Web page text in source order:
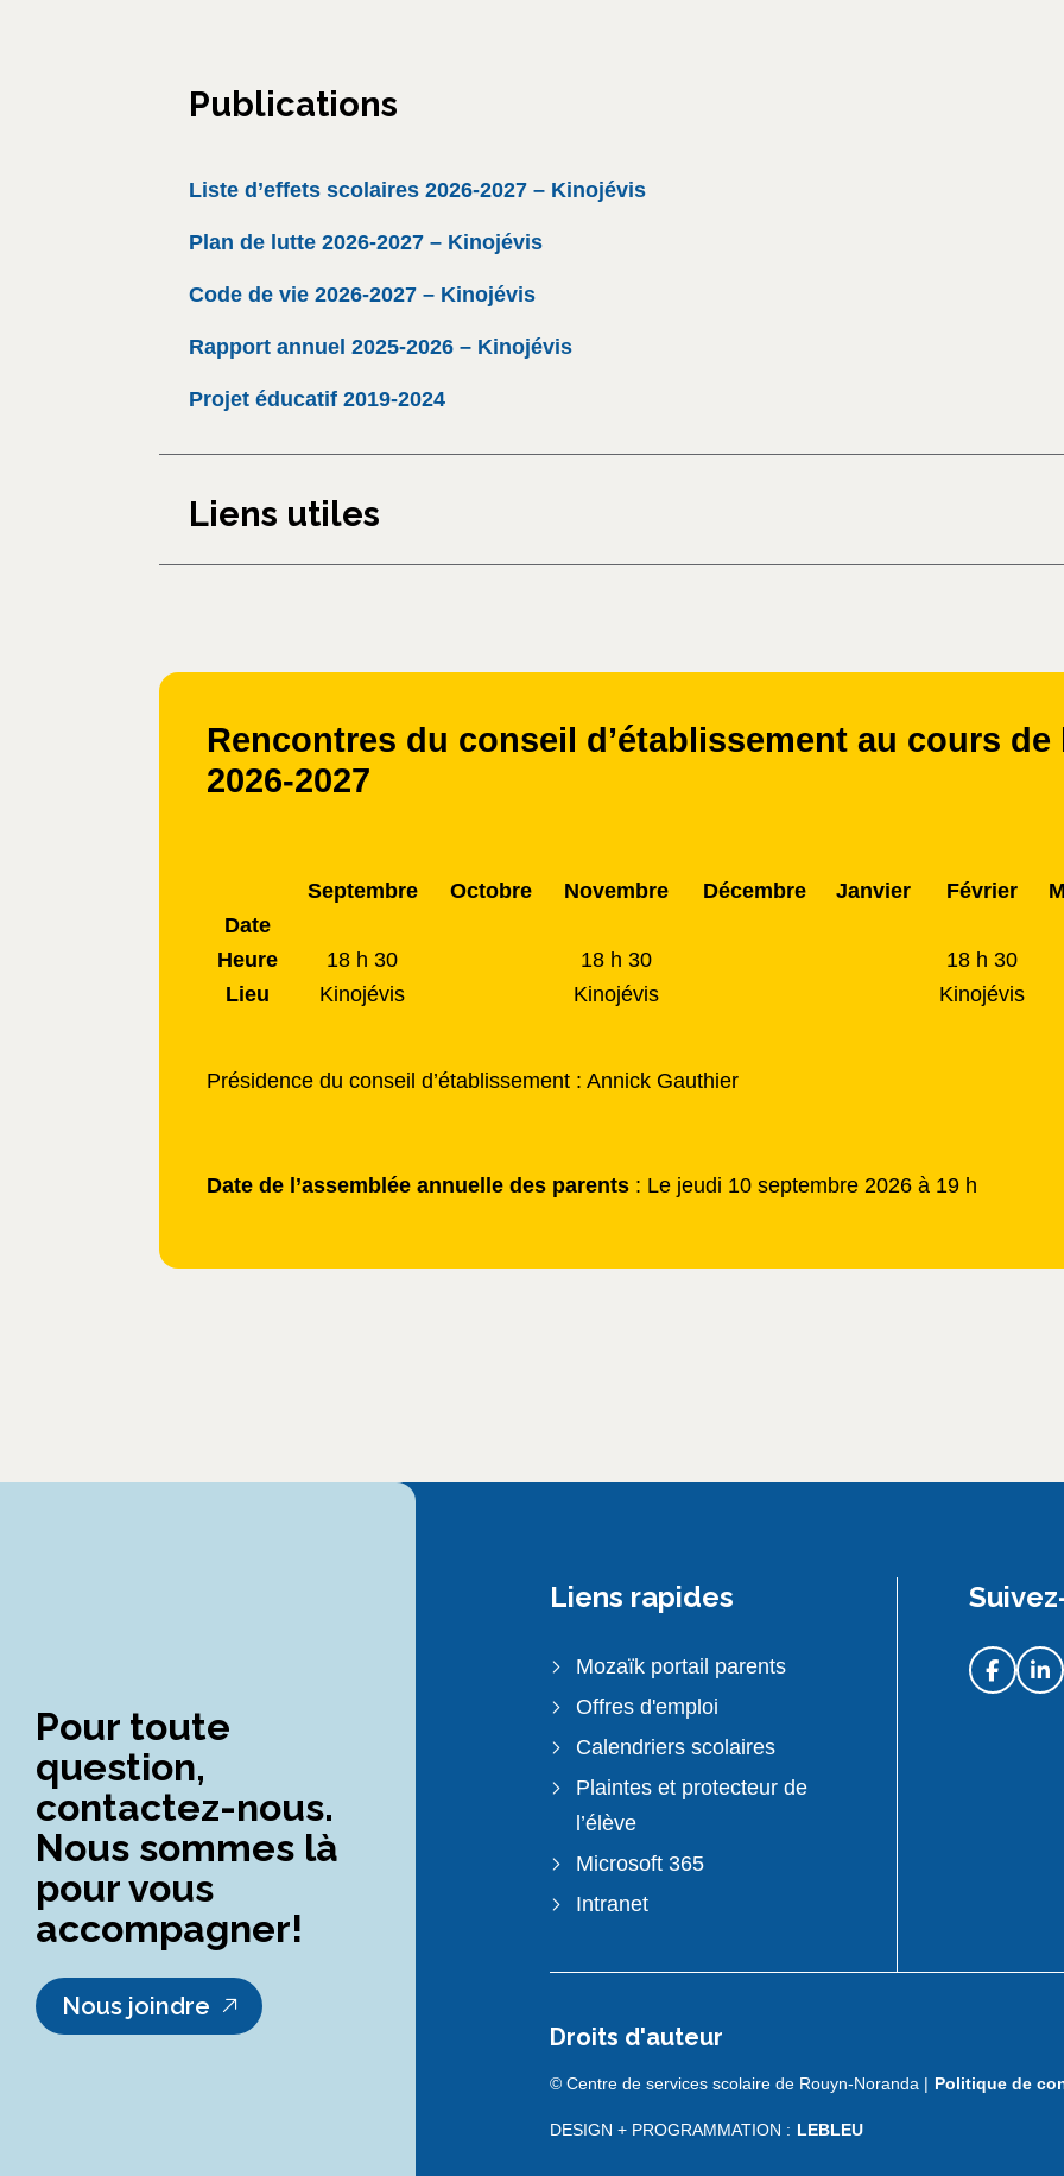
Publications
Liste d’effets scolaires 2026-2027 – Kinojévis
Plan de lutte 2026-2027 – Kinojévis
Code de vie 2026-2027 – Kinojévis
Rapport annuel 2025-2026 – Kinojévis
Projet éducatif 2019-2024
Liens utiles
Rencontres du conseil d’établissement au cours de
2026-2027
Septembre Octobre Novembre Décembre Janvier Février
Date
Heure
18 h 30 18 h 30 18 h 30
Lieu
Kinojévis Kinojévis Kinojévis
Présidence du conseil d’établissement : Annick Gauthier
Date de l’assemblée annuelle des parents : Le jeudi 10 septembre 2026 à 19 h
Pour toute
question,
contactez-nous.
Nous sommes là
pour vous
accompagner!
Nous joindre
Liens rapides
Mozaïk portail parents
Offres d'emploi
Calendriers scolaires
Plaintes et protecteur de
l’élève
Microsoft 365
Intranet
Droits d'auteur
© Centre de services scolaire de Rouyn-Noranda | Politique de
DESIGN + PROGRAMMATION : LEBLEU